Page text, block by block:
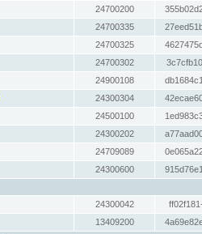
24700200
24700335
24700325
24700302
24900108
24300304
24500100
24300202
24709089
24300600
24300042
13409200